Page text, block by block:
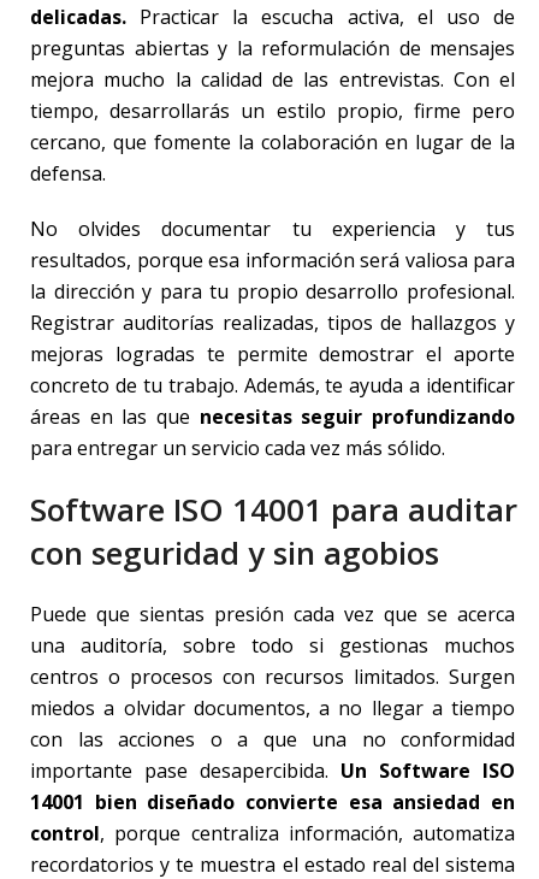
delicadas. Practicar la escucha activa, el uso de
preguntas abiertas y la reformulación de mensajes
mejora mucho la calidad de las entrevistas. Con el
tiempo, desarrollarás un estilo propio, firme pero
cercano, que fomente la colaboración en lugar de la
defensa.
No olvides documentar tu experiencia y tus
resultados, porque esa información será valiosa para
la dirección y para tu propio desarrollo profesional.
Registrar auditorías realizadas, tipos de hallazgos y
mejoras logradas te permite demostrar el aporte
concreto de tu trabajo. Además, te ayuda a identificar
áreas en las que necesitas seguir profundizando
para entregar un servicio cada vez más sólido.
Software ISO 14001 para auditar
con seguridad y sin agobios
Puede que sientas presión cada vez que se acerca
una auditoría, sobre todo si gestionas muchos
centros o procesos con recursos limitados. Surgen
miedos a olvidar documentos, a no llegar a tiempo
con las acciones o a que una no conformidad
importante pase desapercibida. Un Software ISO
14001 bien diseñado convierte esa ansiedad en
control, porque centraliza información, automatiza
recordatorios y te muestra el estado real del sistema